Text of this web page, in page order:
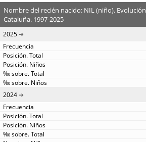
Nombre del recién nacido: NIL (niño). Evolución
Cataluña. 1997-2025
2025
2024